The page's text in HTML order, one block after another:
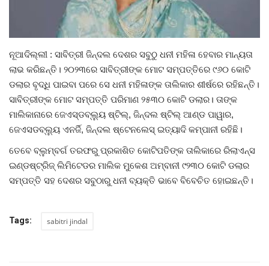
ରାଜ୍ୟ ଖବର
ଜାତୀୟ ଖବର
ବିଶେଷ ଖବର
ସ୍ୱାସ୍ଥ୍ୟ ହିଁ ସମ୍ପଦ
ବେପାର ବଣିଜ
ହାଣ୍ଡିଶାଳ
ନୂଆଦିଲ୍ଲୀ : ସାବିତ୍ରୀ ଜିନ୍ଦଲ ଦେଶର ସବୁଠୁ ଧନୀ ମହିଳା ହେବାର ମାନ୍ୟତା
ଲାଭ କରିଛନ୍ତି। ୨୦୨୩ରେ ସାବିତ୍ରୀଙ୍କ ମୋଟ ସମ୍ପତ୍ତିରେ ୯୬୦ କୋଟି
ଡଲାର ବୃଦ୍ଧି ପାଇବା ପରେ ସେ ଧନୀ ମହିଳାଙ୍କ ତାଲିକାର ଶୀର୍ଷରେ ରହିଛନ୍ତି।
ସାବିତ୍ରୀଙ୍କ ମୋଟ ସମ୍ପତ୍ତି ପରିମାଣ ୨୫୩୦ କୋଟି ଡଲାର। ତାଙ୍କ
ମାଲିକାନାରେ ଜେଏସ୍‌ଡବ୍ଲ୍ୟୁ ଷ୍ଟିଲ୍‌, ଜିନ୍ଦଲ ଷ୍ଟିଲ୍ ଆଣ୍ଡ ପାୱାର,
ଜେଏସଡବ୍ଲ୍ୟୁ ଏନର୍ଜି, ଜିନ୍ଦଲ ଷ୍ଟେନଲେସ୍ ଇତ୍ୟାଦି କମ୍ପାନୀ ରହିଛି।
ତେବେ ବ୍ଲୁମ୍‌ବର୍ଗ ତରଫରୁ ପ୍ରକାଶିତ କୋଟିପତିଙ୍କ ତାଲିକାରେ ରିଲାଏନ୍ସ
ଇଣ୍ଡଷ୍ଟ୍ରିଜ୍ ଲିମିଟେଡର ମାଲିକ ମୁକେଶ ଅମ୍ବାନୀ ୯୨୩୦ କୋଟି ଡଲାର
ସମ୍ପତ୍ତି ସହ ଦେଶର ସବୁଠାରୁ ଧନୀ ବ୍ୟକ୍ତି ଭାବେ ବିବେଚିତ ହୋଇଛନ୍ତି।
Tags: sabitri jindal